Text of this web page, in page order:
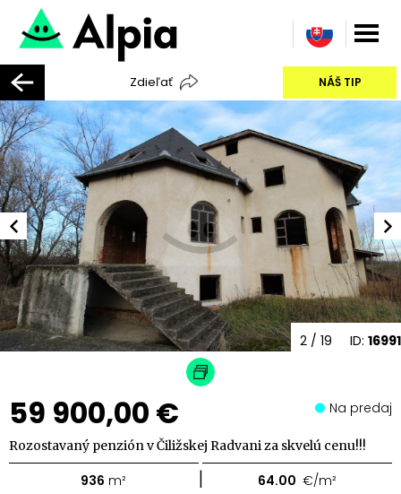
Zdieľať NÁŠ TIP
ID: 16991
2 / 19
59 900,00 € Na predaj
Rozostavaný penzión v Čiližskej Radvani za skvelú cenu!!!
936 m² | 64.00 €/m²